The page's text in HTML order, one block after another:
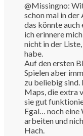
@Missingno:
schon mal in
das könnte auch
ich erinnere
nicht in der
habe.
Auf den ersten
Spielen aber
zu beliebig sind.
Maps, die extra
sie gut
Egal… noch
arbeiten und
Hach.